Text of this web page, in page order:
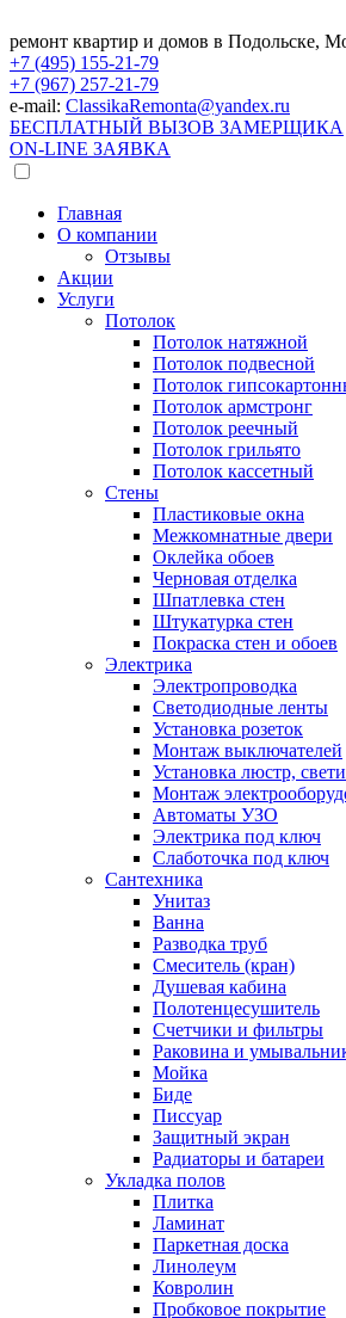
ремонт квартир и домов в Подольске,
+7 (495) 155-21-79
+7 (967) 257-21-79
e-mail: ClassikaRemonta@yandex.ru
БЕСПЛАТНЫЙ ВЫЗОВ ЗАМЕРЩИКА
ON-LINE ЗАЯВКА
Главная
О компании
Отзывы
Акции
Услуги
Потолок
Потолок натяжной
Потолок подвесной
Потолок
Потолок армстронг
Потолок реечный
Потолок грильято
Потолок кассетный
Стены
Пластиковые окна
Межкомнатные двери
Оклейка обоев
Черновая отделка
Шпатлевка стен
Штукатурка стен
Покраска стен и обоев
Электрика
Электропроводка
Светодиодные ленты
Установка розеток
Монтаж выключателей
Установка люстр,
Монтаж
Автоматы УЗО
Электрика под ключ
Слаботочка под ключ
Сантехника
Унитаз
Ванна
Разводка труб
Смеситель (кран)
Душевая кабина
Полотенцесушитель
Счетчики и фильтры
Раковина и
Мойка
Биде
Писсуар
Защитный экран
Радиаторы и батареи
Укладка полов
Плитка
Ламинат
Паркетная доска
Линолеум
Ковролин
Пробковое покрытие